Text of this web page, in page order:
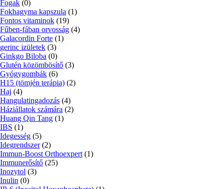
Fogak (0)
Fokhagyma kapszula (1)
Fontos vitaminok (19)
Fűben-fában orvosság (4)
Galacordin Forte (1)
gerinc izületek (3)
Ginkgo Biloba (0)
Glutén közömbösítő (3)
Gyógygombák (6)
H15 (tömjén terápia) (2)
Haj (4)
Hangulatingadozás (4)
Háziállatok számára (2)
Huang Qin Tang (1)
IBS (1)
Idegesség (5)
Idegrendszer (2)
Immun-Boost Orthoexpert (1)
Immunerősítő (25)
Inozytol (3)
Inulin (0)